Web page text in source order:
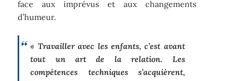
face aux imprévus et aux changements
d’humeur.
« Travailler avec les enfants, c’est avant
tout un art de la relation. Les
compétences techniques s’acquièrent,